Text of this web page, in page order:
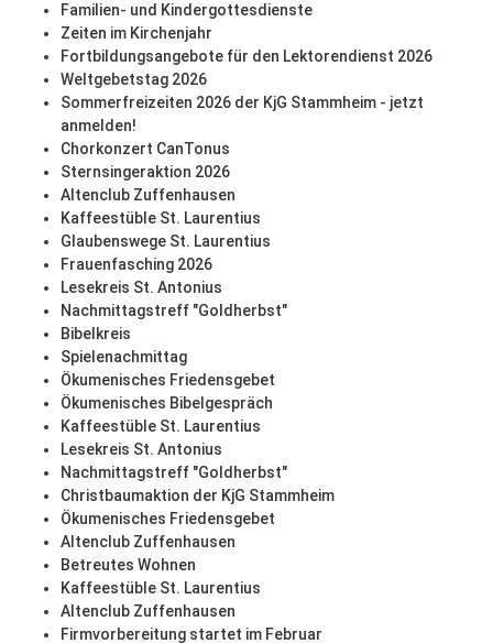
Familien- und Kindergottesdienste
Zeiten im Kirchenjahr
Fortbildungsangebote für den Lektorendienst 2026
Weltgebetstag 2026
Sommerfreizeiten 2026 der KjG Stammheim - jetzt
anmelden!
Chorkonzert CanTonus
Sternsingeraktion 2026
Altenclub Zuffenhausen
Kaffeestüble St. Laurentius
Glaubenswege St. Laurentius
Frauenfasching 2026
Lesekreis St. Antonius
Nachmittagstreff "Goldherbst"
Bibelkreis
Spielenachmittag
Ökumenisches Friedensgebet
Ökumenisches Bibelgespräch
Kaffeestüble St. Laurentius
Lesekreis St. Antonius
Nachmittagstreff "Goldherbst"
Christbaumaktion der KjG Stammheim
Ökumenisches Friedensgebet
Altenclub Zuffenhausen
Betreutes Wohnen
Kaffeestüble St. Laurentius
Altenclub Zuffenhausen
Firmvorbereitung startet im Februar